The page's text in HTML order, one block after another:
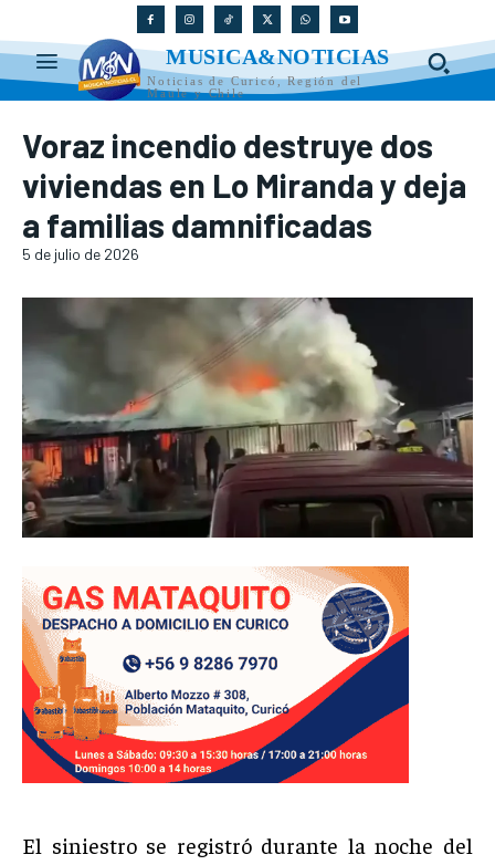
MUSICA&NOTICIAS
Noticias de Curicó, Región del
Maule y Chile
Voraz incendio destruye dos
viviendas en Lo Miranda y deja
a familias damnificadas
5 de julio de 2026
El siniestro se registró durante la noche del